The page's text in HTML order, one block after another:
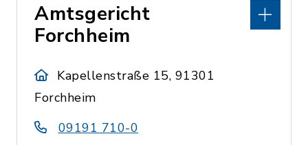
Amtsgericht
Forchheim
Kapellenstraße 15, 91301
Forchheim
09191 710-0